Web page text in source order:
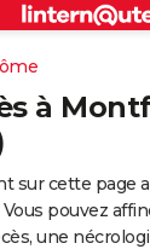
à
sur cette page
pouvez
une